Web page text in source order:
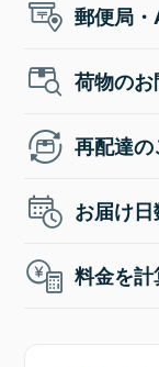
郵便局
荷物の
再配達
お届け
料金を